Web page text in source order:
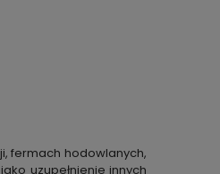
fermach hodowlanych,
uzupełnienie innych